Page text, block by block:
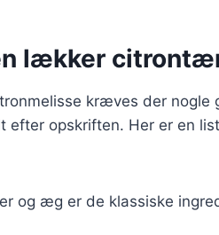
lækker
kræves der nogle
efter opskriften. Her er en
og æg er de klassiske